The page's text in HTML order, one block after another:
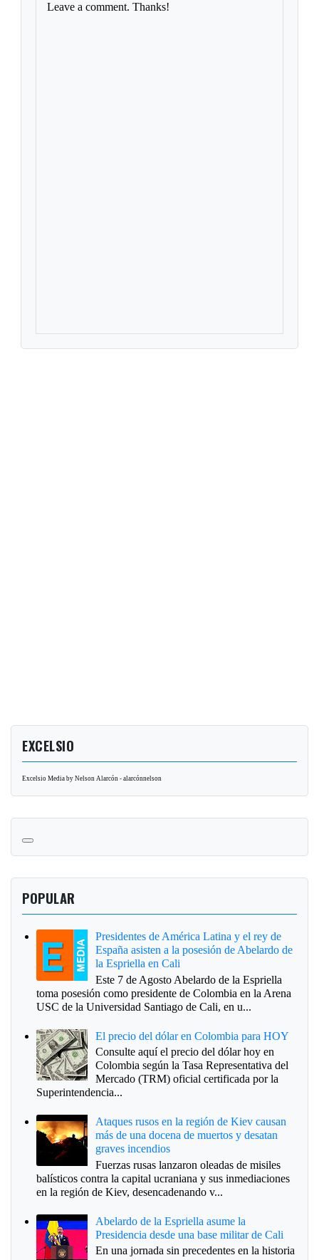
Leave a comment. Thanks!
EXCELSIO
Excelsio Media by Nelson Alarcón - alarcónnelson
POPULAR
Presidentes de América Latina y el rey de
España asisten a la posesión de Abelardo de
la Espriella en Cali
Este 7 de Agosto Abelardo de la Espriella
toma posesión como presidente de Colombia en la Arena
USC de la Universidad Santiago de Cali, en u...
El precio del dólar en Colombia para HOY
Consulte aquí el precio del dólar hoy en
Colombia según la Tasa Representativa del
Mercado (TRM) oficial certificada por la
Superintendencia...
Ataques rusos en la región de Kiev causan
más de una docena de muertos y desatan
graves incendios
Fuerzas rusas lanzaron oleadas de misiles
balísticos contra la capital ucraniana y sus inmediaciones
en la región de Kiev, desencadenando v...
Abelardo de la Espriella asume la
Presidencia desde una base militar de Cali
En una jornada sin precedentes en la historia